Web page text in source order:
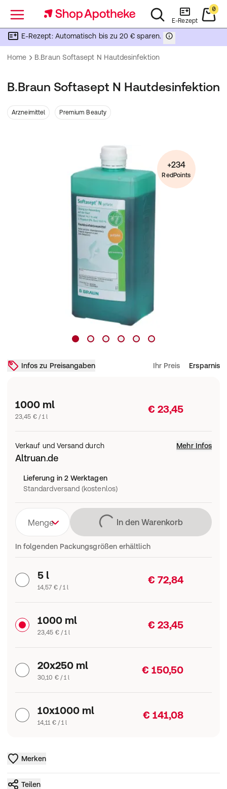
Menü E-Rezept
0
E-Rezept: Automatisch bis zu 20 € sparen.
Home B.Braun Softasept N Hautdesinfektion
B.Braun Softasept N Hautdesinfektion
Arzneimittel Premium Beauty
+234
RedPoints
Infos zu Preisangaben Ihr Preis Ersparnis
1000 ml
23,45 € / 1 l
€ 23,45
Verkauf und Versand durch Mehr Infos
Altruan.de
Lieferung in 2 Werktagen
Standardversand (kostenlos)
Menge LädtIn den Warenkorb
In folgenden Packungsgrößen erhältlich
5 l
14,57 € / 1 l
€ 72,84
1000 ml
23,45 € / 1 l
€ 23,45
20x250 ml
30,10 € / 1 l
€ 150,50
10x1000 ml
14,11 € / 1 l
€ 141,08
Merken
Teilen